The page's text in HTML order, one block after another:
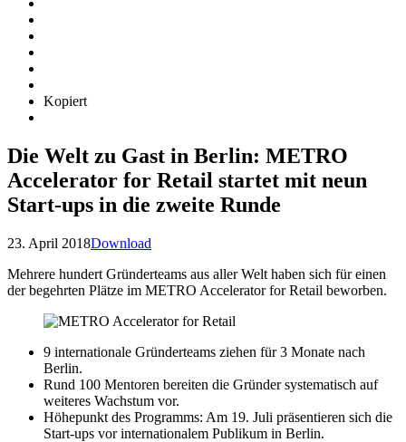
Kopiert
Die Welt zu Gast in Berlin: METRO
Accelerator for Retail startet mit neun
Start-ups in die zweite Runde
23. April 2018Download
Mehrere hundert Gründerteams aus aller Welt haben sich für einen
der begehrten Plätze im METRO Accelerator for Retail beworben.
9 internationale Gründerteams ziehen für 3 Monate nach
Berlin.
Rund 100 Mentoren bereiten die Gründer systematisch auf
weiteres Wachstum vor.
Höhepunkt des Programms: Am 19. Juli präsentieren sich die
Start-ups vor internationalem Publikum in Berlin.